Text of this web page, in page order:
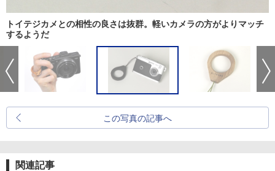
トイテジカメとの相性の良さは抜群。軽いカメラの方がよりマッチ
するようだ
この写真の記事へ
関連記事